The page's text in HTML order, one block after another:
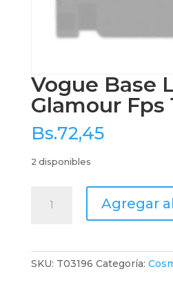
Vogue Base
Glamour Fps
Bs.72,45
2 disponibles
Base
Agregar
SKU: T03196 Categoría: